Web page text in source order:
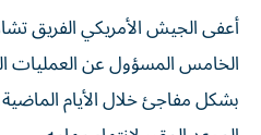
أعفى الجيش الأمريكي الفريق
الخامس المسؤول عن العمليات
بشكل مفاجئ خلال الأيام